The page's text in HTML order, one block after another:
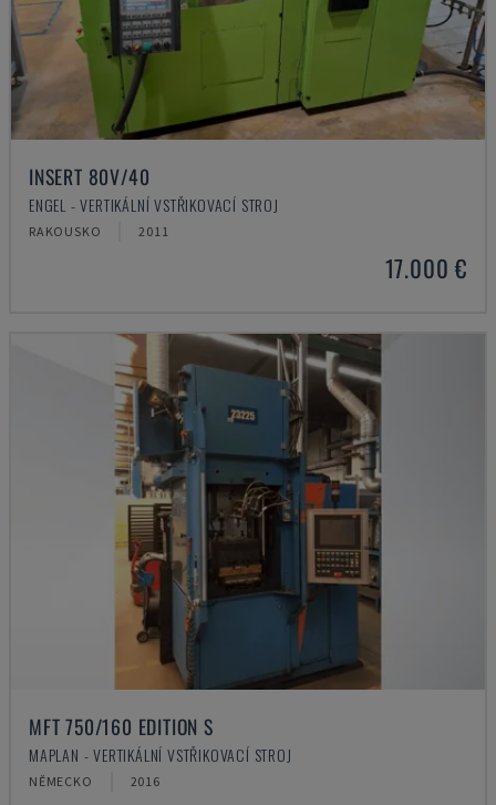
INSERT 80V/40
ENGEL - VERTIKÁLNÍ VSTŘIKOVACÍ STROJ
RAKOUSKO 2011
17.000 €
MFT 750/160 EDITION S
MAPLAN - VERTIKÁLNÍ VSTŘIKOVACÍ STROJ
NĚMECKO 2016